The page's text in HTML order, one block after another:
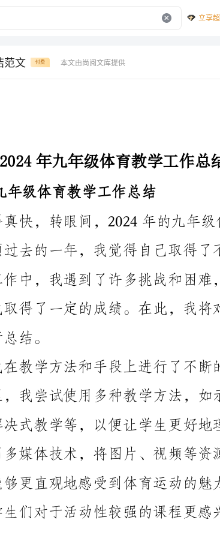
立享
范文 付费 本文由尚阅文库提供
级的体育课上，我不仅希望学生们在技能上有所提高，更重要的
是通过体育活动培养他们的团队合作精神和沟通能力。为此，我
2024年九年级体育教学工作总结
获。在教学工作中，我遇到了许多挑战和困难，但通过积极的思
考和努力，我取得了一定的成绩。在此，我将对2024年的九年级
过去的一年里，我尝试使用多种教学方法，如示范教学、讨论式
识。我还利用多媒体技术，将图片、视频等资源融入到课堂教学
中，使学生能够更直观地感受到体育运动的魅力。通过这些尝
其次，我注重培养学生的团队合作精神和沟通能力。在九年